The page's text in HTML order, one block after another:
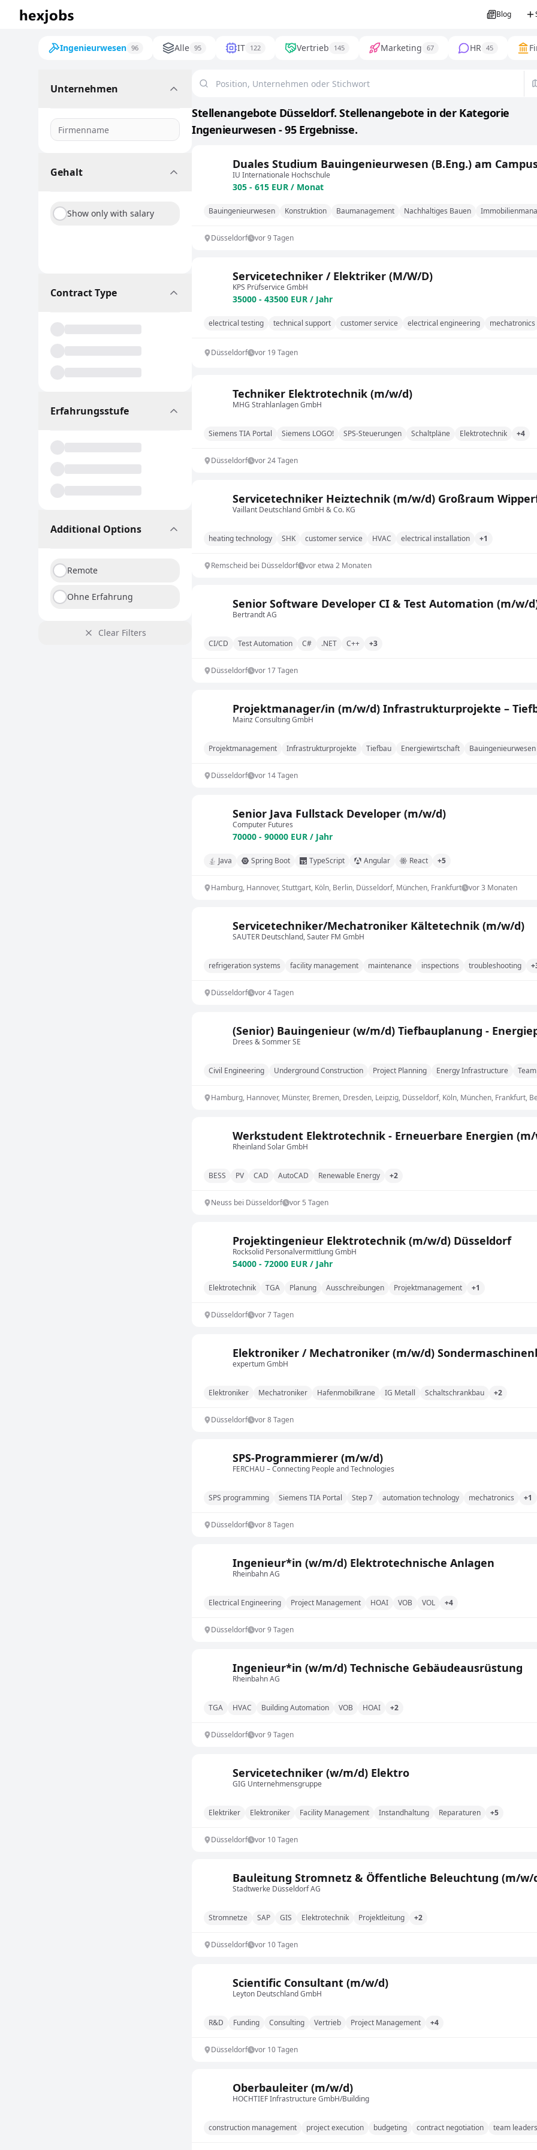
Blog
Ingenieurwesen 96 Alle 95 IT 122 Vertrieb 145 Marketing 67 HR 45
Unternehmen
Gehalt
Show only with salary
Contract Type
Erfahrungsstufe
Additional Options
Remote
Ohne Erfahrung
Clear Filters
Stellenangebote Düsseldorf. Stellenangebote in der Kategorie
Ingenieurwesen - 95 Ergebnisse.
Duales Studium Bauingenieurwesen (B.Eng.) am
IU Internationale Hochschule
305 - 615 EUR / Monat
Bauingenieurwesen Konstruktion Baumanagement Nachhaltiges Bauen
Düsseldorf vor 9 Tagen
Servicetechniker / Elektriker (M/W/D)
KPS Prüfservice GmbH
35000 - 43500 EUR / Jahr
electrical testing technical support customer service electrical engineering mechatronics
Düsseldorf vor 19 Tagen
Techniker Elektrotechnik (m/w/d)
MHG Strahlanlagen GmbH
Siemens TIA Portal Siemens LOGO! SPS-Steuerungen Schaltpläne Elektrotechnik +4
Düsseldorf vor 24 Tagen
Servicetechniker Heiztechnik (m/w/d) Großraum
Vaillant Deutschland GmbH & Co. KG
heating technology SHK customer service HVAC electrical installation +1
Remscheid bei Düsseldorf vor etwa 2 Monaten
Senior Software Developer CI & Test Automation (m/w/
Bertrandt AG
CI/CD Test Automation C# .NET C++ +3
Düsseldorf vor 17 Tagen
Projektmanager/in (m/w/d) Infrastrukturprojekte –
Mainz Consulting GmbH
Projektmanagement Infrastrukturprojekte Tiefbau Energiewirtschaft Bauingenieurwesen
Düsseldorf vor 14 Tagen
Senior Java Fullstack Developer (m/w/d)
Computer Futures
70000 - 90000 EUR / Jahr
Java Spring Boot TypeScript Angular React +5
Hamburg, Hannover, Stuttgart, Köln, Berlin, Düsseldorf, München, Frankfurt vor 3 Monaten
Servicetechniker/Mechatroniker Kältetechnik (m/w/d)
SAUTER Deutschland, Sauter FM GmbH
refrigeration systems facility management maintenance inspections troubleshooting
Düsseldorf vor 4 Tagen
(Senior) Bauingenieur (w/m/d) Tiefbauplanung -
Drees & Sommer SE
Civil Engineering Underground Construction Project Planning Energy Infrastructure
Hamburg, Hannover, Münster, Bremen, Dresden, Leipzig, Düsseldorf, Köln, München, Frankfurt,
Werkstudent Elektrotechnik - Erneuerbare
Rheinland Solar GmbH
BESS PV CAD AutoCAD Renewable Energy +2
Neuss bei Düsseldorf vor 5 Tagen
Projektingenieur Elektrotechnik (m/w/d) Düsseldorf
Rocksolid Personalvermittlung GmbH
54000 - 72000 EUR / Jahr
Elektrotechnik TGA Planung Ausschreibungen Projektmanagement +1
Düsseldorf vor 7 Tagen
Elektroniker / Mechatroniker (m/w/d)
expertum GmbH
Elektroniker Mechatroniker Hafenmobilkrane IG Metall Schaltschrankbau +2
Düsseldorf vor 8 Tagen
SPS-Programmierer (m/w/d)
FERCHAU – Connecting People and Technologies
SPS programming Siemens TIA Portal Step 7 automation technology mechatronics +1
Düsseldorf vor 8 Tagen
Ingenieur*in (w/m/d) Elektrotechnische Anlagen
Rheinbahn AG
Electrical Engineering Project Management HOAI VOB VOL +4
Düsseldorf vor 9 Tagen
Ingenieur*in (w/m/d) Technische Gebäudeausrüstung
Rheinbahn AG
TGA HVAC Building Automation VOB HOAI +2
Düsseldorf vor 9 Tagen
Servicetechniker (w/m/d) Elektro
GIG Unternehmensgruppe
Elektriker Elektroniker Facility Management Instandhaltung Reparaturen +5
Düsseldorf vor 10 Tagen
Bauleitung Stromnetz & Öffentliche Beleuchtung (m/w/
Stadtwerke Düsseldorf AG
Stromnetze SAP GIS Elektrotechnik Projektleitung +2
Düsseldorf vor 10 Tagen
Scientific Consultant (m/w/d)
Leyton Deutschland GmbH
R&D Funding Consulting Vertrieb Project Management +4
Düsseldorf vor 10 Tagen
Oberbauleiter (m/w/d)
HOCHTIEF Infrastructure GmbH/Building
construction management project execution budgeting contract negotiation team